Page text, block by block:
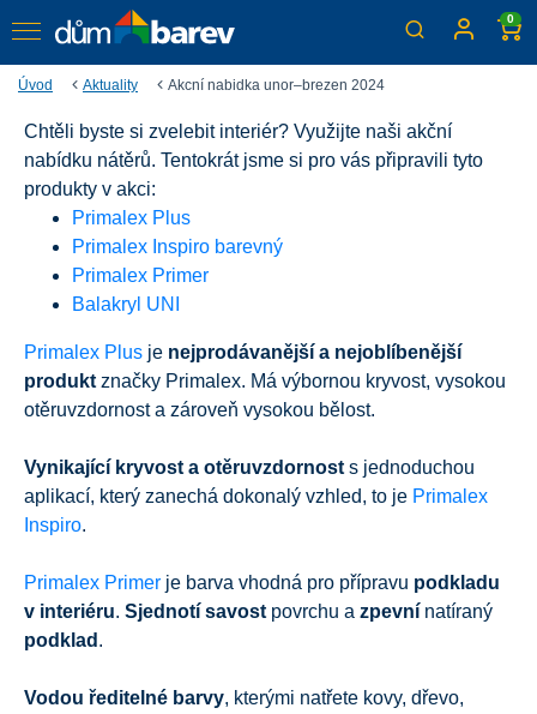
0
Úvod Aktuality Akcní nabidka unor–brezen 2024
Akční nabídka únor–březen
2024
Nakupujte online nebo v kamenných prodejnách po celé
ČR.
Chtěli byste si zvelebit interiér? Využijte naši akční
nabídku nátěrů. Tentokrát jsme si pro vás připravili tyto
produkty v akci:
Primalex Plus
Primalex Inspiro barevný
Primalex Primer
Balakryl UNI
Primalex Plus je nejprodávanější a nejoblíbenější
produkt značky Primalex. Má výbornou kryvost, vysokou
otěruvzdornost a zároveň vysokou bělost.
Vynikající kryvost a otěruvzdornost s jednoduchou
aplikací, který zanechá dokonalý vzhled, to je Primalex
Inspiro.
Primalex Primer je barva vhodná pro přípravu podkladu
v interiéru. Sjednotí savost povrchu a zpevní natíraný
podklad .
Vodou ředitelné barvy, kterými natřete kovy, dřevo,